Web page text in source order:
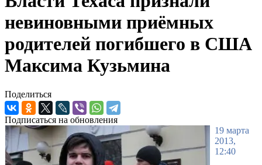
невиновными приёмных
родителей погибшего в США
Максима Кузьмина
Поделиться
Подписаться на обновления
19 марта
2013,
12:40